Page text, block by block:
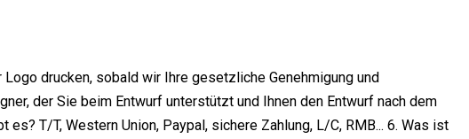
drucken, sobald wir Ihre gesetzliche Genehmigung und
der Sie beim Entwurf unterstützt und Ihnen den Entwurf nach dem
T/T, Western Union, Paypal, sichere Zahlung, L/C, RMB... 6. Was ist